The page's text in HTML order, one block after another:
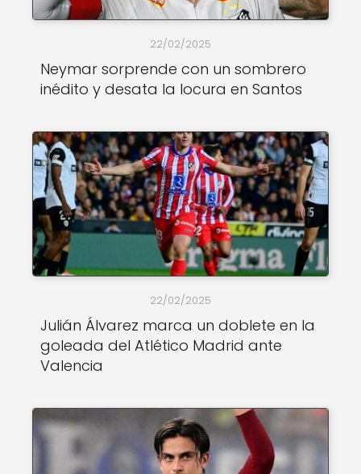
22/02/2025
Neymar sorprende con un sombrero
inédito y desata la locura en Santos
22/02/2025
Julián Álvarez marca un doblete en la
goleada del Atlético Madrid ante
Valencia